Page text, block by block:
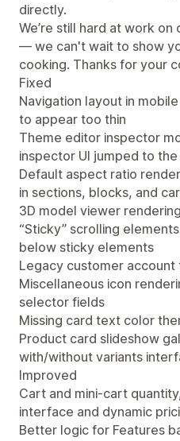
directly.
We’re still hard at work
— we can't wait to show
cooking. Thanks for your
Fixed
Navigation layout in
to appear too thin
Theme editor inspector
inspector UI jumped to
Default aspect ratio
in sections, blocks, and
3D model viewer
“Sticky” scrolling
below sticky elements
Legacy customer
Miscellaneous icon
selector fields
Missing card text color
Product card slideshow
with/without variants
Improved
Cart and mini-cart
interface and dynamic
Better logic for Features